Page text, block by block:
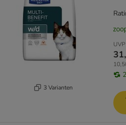
3 Varianten
UVP